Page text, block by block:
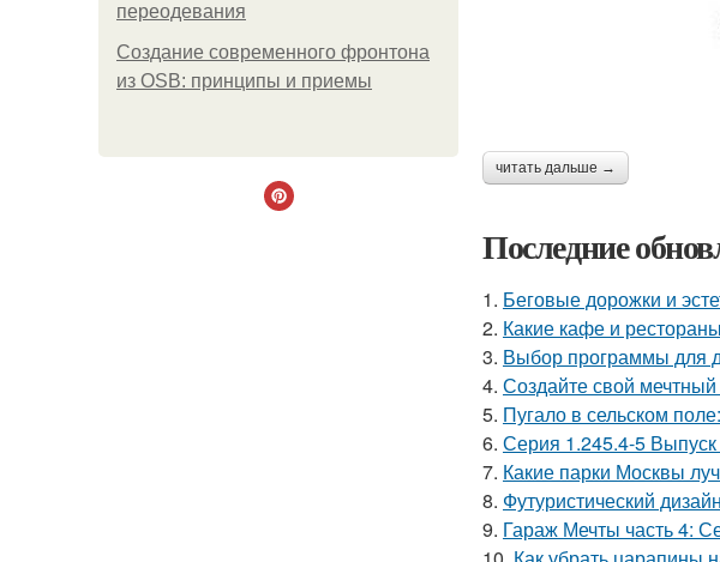
переодевания
Создание современного фронтона
из OSB: принципы и приемы
читать дальше →
Последние
1. Беговые дорожки и
2. Какие кафе и
3. Выбор программы для
4. Создайте свой
5. Пугало в сельском
6. Серия 1.245.4-5
7. Какие парки Москвы
8. Футуристический
9. Гараж Мечты часть 4: